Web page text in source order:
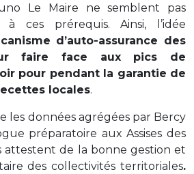
Le Maire ne semblent pas
ces prérequis. Ainsi, l’idée
d’auto-assurance des
faire face aux pics de
pour pendant la garantie de
locales.
les données agrégées par Bercy
préparatoire aux Assises des
attestent de la bonne gestion et
des collectivités territoriales.